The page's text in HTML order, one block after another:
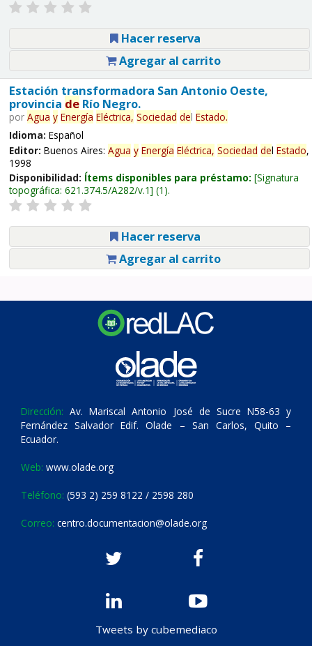
Hacer reserva
Agregar al carrito
Estación transformadora San Antonio Oeste,
provincia deRío Negro.
por Agua y Energía Eléctrica, Sociedad del Estado.
Idioma: Español
Editor: Buenos Aires: Agua y Energía Eléctrica, Sociedad del Estado,
1998
Disponibilidad: Ítems disponibles para préstamo: Signatura
topográfica: 621.374.5/A282/v.1 (1).
Hacer reserva
Agregar al carrito
Dirección: Av. Mariscal Antonio José de Sucre N58-63 y
Fernández Salvador Edif. Olade – San Carlos, Quito –
Ecuador.
Web: www.olade.org
Teléfono: (593 2) 259 8122 / 2598 280
Correo: centro.documentacion@olade.org
Tweets by cubemediaco